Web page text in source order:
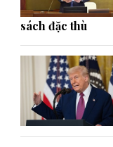
sách đặc thù